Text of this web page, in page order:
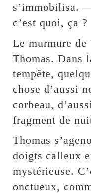
s’immobilisa.
c’est quoi, ça ?
Le murmure
Thomas. Dans
tempête,
chose d’aussi
corbeau,
fragment de
Thomas
doigts calleux
mystérieuse.
onctueux,